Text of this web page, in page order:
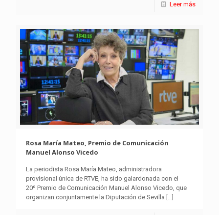
Leer más
Rosa María Mateo, Premio de Comunicación
Manuel Alonso Vicedo
La periodista Rosa María Mateo, administradora
provisional única de RTVE, ha sido galardonada con el
20º Premio de Comunicación Manuel Alonso Vicedo, que
organizan conjuntamente la Diputación de Sevilla […]